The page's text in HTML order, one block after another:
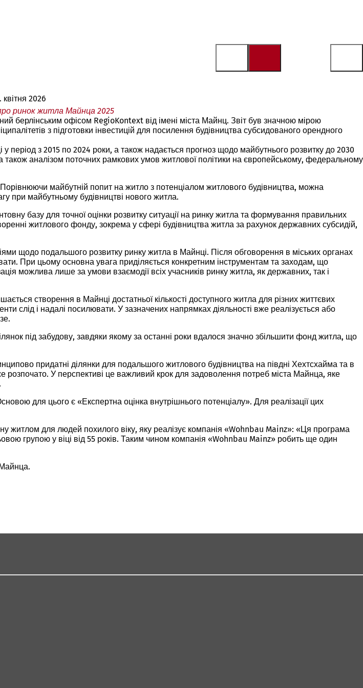
квітня 2026
ринок житла Майнца 2025
берлінським офісом RegioKontext від імені міста Майнц. Звіт був значною мірою
з підготовки інвестицій для посилення будівництва субсидованого орендного
період з 2015 по 2024 роки, а також надається прогноз щодо майбутнього розвитку до 2030
аналізом поточних рамкових умов житлової політики на європейському, федеральному
майбутній попит на житло з потенціалом житлового будівництва, можна
при майбутньому будівництві нового житла.
базу для точної оцінки розвитку ситуації на ринку житла та формування правильних
житлового фонду, зокрема у сфері будівництва житла за рахунок державних субсидій,
щодо подальшого розвитку ринку житла в Майнці. Після обговорення в міських органах
При цьому основна увага приділяється конкретним інструментам та заходам, що
можлива лише за умови взаємодії всіх учасників ринку житла, як державних, так і
створення в Майнці достатньої кількості доступного житла для різних життєвих
слід і надалі посилювати. У зазначених напрямках діяльності вже реалізується або
під забудову, завдяки якому за останні роки вдалося значно збільшити фонд житла, що
придатні ділянки для подальшого житлового будівництва на півдні Хехтсхайма та в
розпочато. У перспективі це важливий крок для задоволення потреб міста Майнца, яке
для цього є «Експертна оцінка внутрішнього потенціалу». Для реалізації цих
для людей похилого віку, яку реалізує компанія «Wohnbau Mainz»: «Ця програма
групою у віці від 55 років. Таким чином компанія «Wohnbau Mainz» робить ще один